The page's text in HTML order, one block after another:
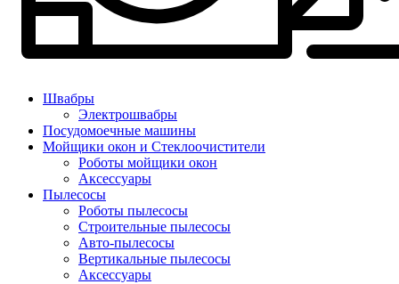
Швабры
Электрошвабры
Посудомоечные машины
Мойщики окон и Стеклоочистители
Роботы мойщики окон
Аксессуары
Пылесосы
Роботы пылесосы
Строительные пылесосы
Авто-пылесосы
Вертикальные пылесосы
Аксессуары